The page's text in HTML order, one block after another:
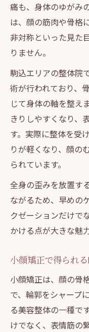
痛も、身体のゆがみ
は、顔の筋肉や骨格
非対称といった見た
りません。
駒込エリアの整体院
術が行われており、
じて身体の軸を整え
きりしやすくなり、
す。実際に整体を受
りが軽くなり、顔の
られています。
全身の歪みを放置す
ながるため、早めの
クゼーションだけで
かける点が大きな魅力
小顔矯正で得られ
小顔矯正は、顔の骨
で、輪郭をシャープ
る美容整体の一種で
けでなく、表情筋の